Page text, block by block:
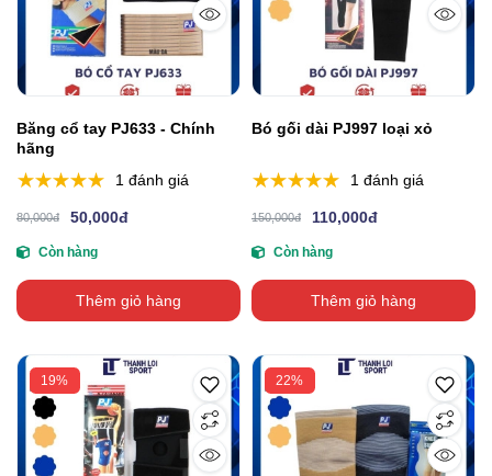
Băng cổ tay PJ633 - Chính
hãng
1 đánh giá
80,000đ 50,000đ
Còn hàng
Thêm giỏ hàng
Bó gối dài PJ997 loại xỏ
1 đánh giá
150,000đ 110,000đ
Còn hàng
Thêm giỏ hàng
19% 22%